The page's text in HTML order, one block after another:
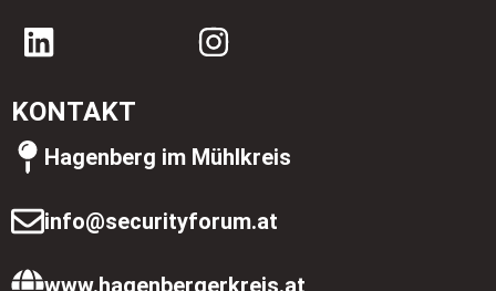
KONTAKT
Hagenberg im Mühlkreis
info@securityforum.at
www.hagenbergerkreis.at